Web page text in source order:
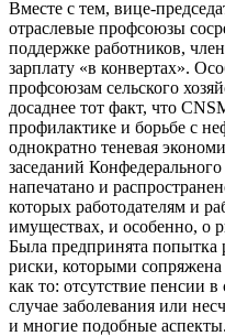
Вместе с тем, вице-
отраслевые профсоюзы
поддержке работников,
зарплату «в конвертах».
профсоюзам сельского
досаднее тот факт, что
профилактике и борьбе с
однократно теневая
заседа­ний
напечатано и
которых работодателям и
имуществах, и особенно, о
Была предпринята попытка
рис­ки, которыми сопряжена
как то: отсутствие пенсии
случае забо­левания или
и многие подоб­ные аспекты.